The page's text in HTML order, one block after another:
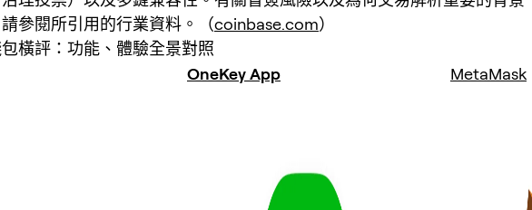
參閱所引用的行業資料。（coinbase.com）
橫評：功能、體驗全景對照
OneKey App MetaMask